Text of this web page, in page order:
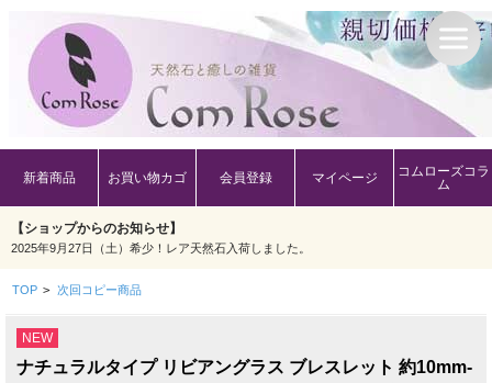
新着商品 お買い物カゴ 会員登録 マイページ
コムローズコラ
ム
【ショップからのお知らせ】
2025年9月27日（土）希少！レア天然石入荷しました。
TOP > 次回コピー商品
NEW
ナチュラルタイプ リビアングラス ブレスレット 約10mm-